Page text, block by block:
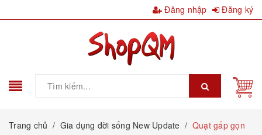
Đăng nhập Đăng ký
Trang chủ / Gia dụng đời sống New Update / Quạt gấp gọn